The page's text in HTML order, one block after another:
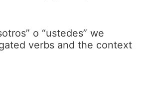
o “ustedes” we
verbs and the context